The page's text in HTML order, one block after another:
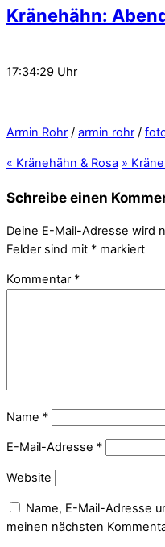
Kränehähn:
17:34:29 Uhr
Armin Rohr / armin rohr /
« Kränehähn & Rosa »
Schreibe einen
Deine E-Mail-Adresse wird
Felder sind mit * markiert
Kommentar *
Name *
E-Mail-Adresse *
Website
Name, E-Mail-Adresse
meinen nächsten